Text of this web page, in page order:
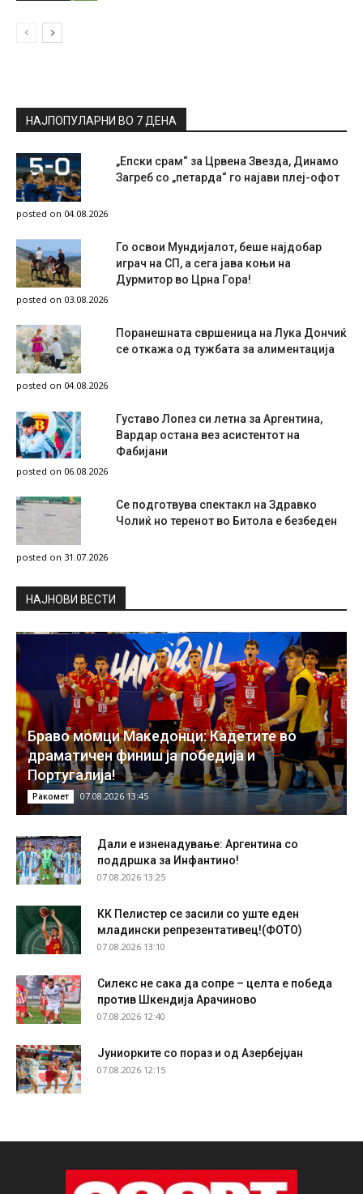
НАЈПОПУЛАРНИ ВО 7 ДЕНА
„Епски срам“ за Црвена Звезда, Динамо
Загреб со „петарда“ го најави плеј-офот
posted on 04.08.2026
Го освои Мундијалот, беше најдобар
играч на СП, а сега јава коњи на
Дурмитор во Црна Гора!
posted on 03.08.2026
Поранешната свршеница на Лука Дончиќ
се откажа од тужбата за алиментација
posted on 04.08.2026
Густаво Лопез си летна за Аргентина,
Вардар остана вез асистентот на
Фабијани
posted on 06.08.2026
Се подготвува спектакл на Здравко
Чолиќ но теренот во Битола е безбеден
posted on 31.07.2026
НAЈНОВИ ВЕСТИ
Браво момци Македонци: Кадетите во
драматичен финиш ја победија и
Португалија!
Ракомет 07.08.2026 13:45
Дали е изненадување: Аргентина со
поддршка за Инфантино!
07.08.2026 13:25
КК Пелистер се засили со уште еден
младински репрезентативец!(ФОТО)
07.08.2026 13:10
Силекс не сака да сопре – целта е победа
против Шкендија Арачиново
07.08.2026 12:40
Јуниорките со пораз и од Азербејџан
07.08.2026 12:15